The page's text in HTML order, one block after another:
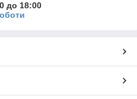
до 18:00